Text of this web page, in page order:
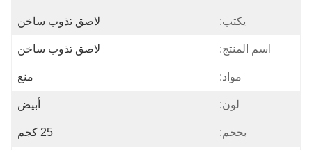
يكتب: لاصق تذوب ساخن
اسم المنتج: لاصق تذوب ساخن
مواد: منع
لون: أبيض
بحجم: 25 كجم